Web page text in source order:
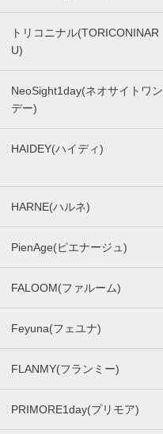
トリコニナル(TORICONINAR
U)
NeoSight1day(ネオサイトワン
デー)
HAIDEY(ハイディ)
HARNE(ハルネ)
PienAge(ピエナージュ)
FALOOM(ファルーム)
Feyuna(フェユナ)
FLANMY(フランミー)
PRIMORE1day(プリモア)